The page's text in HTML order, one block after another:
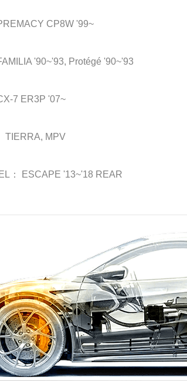
CP8W '99~
'90~'93, Protégé '90~'93
7 ER3P '07~
TIERRA, MPV
： ESCAPE '13~'18 REAR